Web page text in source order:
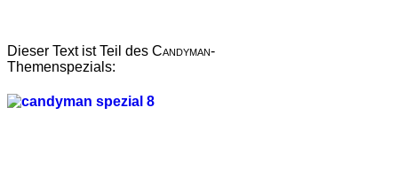
Dieser Text ist Teil des Candyman-
Themenspezials: